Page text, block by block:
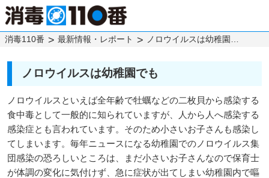
消毒110番 最新情報・レポート
ノロウイルスは幼稚園でも
ノロウイルスといえば全年齢で牡蠣などの二枚貝から感染する
食中毒として一般的に知られていますが、人から人へ感染する
感染症とも言われています。そのため小さいお子さんも感染し
てしまいます。毎年ニュースになる幼稚園でのノロウイルス集
団感染の恐ろしいところは、まだ小さいお子さんなので保育士
が体調の変化に気付けず、急に症状が出てしまい幼稚園内で嘔